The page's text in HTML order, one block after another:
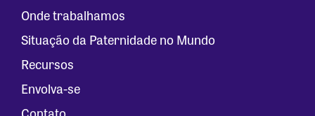
Onde trabalhamos
Situação da Paternidade no Mundo
Recursos
Envolva-se